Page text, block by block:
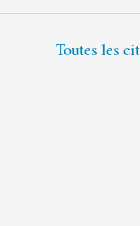
Toutes les